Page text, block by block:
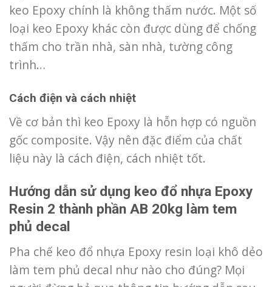
keo Epoxy chính là không thấm nước. Một số
loại keo Epoxy khác còn được dùng để chống
thấm cho trần nhà, sàn nhà, tường công
trình…
Cách điện và cách nhiệt
Về cơ bản thì keo Epoxy là hỗn hợp có nguồn
gốc composite. Vậy nên đặc điểm của chất
liệu này là cách điện, cách nhiệt tốt.
Hướng dẫn sử dụng keo đổ nhựa Epoxy
Resin 2 thành phần AB 20kg làm tem
phủ decal
Pha chế keo đổ nhựa Epoxy resin loại khô dẻo
làm tem phủ decal như nào cho đúng? Mọi